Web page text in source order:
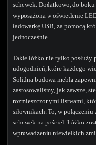
schowek. Dodatkowo, do boku
wyposażona w oświetlenie
ładowarkę USB, za pomocą
jednocześnie.
Takie łóżko nie tylko posłuży
udogodnień, które każdego
Solidna budowa mebla
zastosowaliśmy, jak zawsze,
rozmieszczonymi listwami,
siłownikach. To, w
schowek na pościel. Łóżko
wprowadzeniu niewielkich